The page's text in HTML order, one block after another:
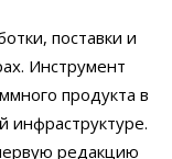
поставки и
Инструмент
продукта в
инфраструктуре.
редакцию